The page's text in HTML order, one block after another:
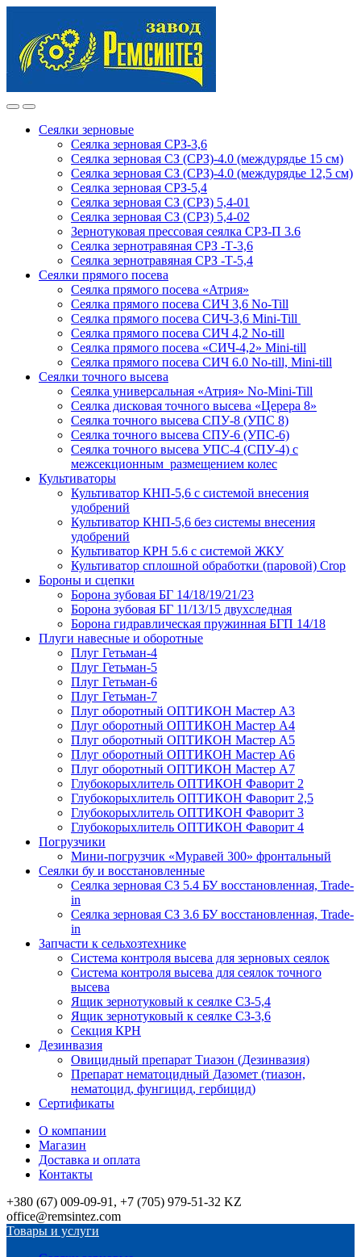
navigation
content
Сеялки зерновые
Сеялка зерновая СРЗ-3,6
Сеялка зерновая СЗ (СРЗ)-4.0 (междурядье 15 см)
Сеялка зерновая СЗ (СРЗ)-4.0 (междурядье 12,5 см)
Сеялка зерновая СРЗ-5,4
Сеялка зерновая СЗ (СРЗ) 5,4-01
Сеялка зерновая СЗ (СРЗ) 5,4-02
Зернотуковая прессовая сеялка СРЗ-П 3.6
Сеялка зернотравяная СРЗ -Т-3,6
Сеялка зернотравяная СРЗ -Т-5,4
Сеялки прямого посева
Сеялка прямого посева «Атрия»
Сеялка прямого посева СИЧ 3,6 No-Till
Сеялка прямого посева СИЧ-3,6 Mini-Till
Сеялка прямого посева СИЧ 4,2 No-till
Сеялка прямого посева «СИЧ-4,2» Mini-till
Сеялка прямого посева СИЧ 6.0 No-till, Mini-till
Сеялки точного высева
Сеялка универсальная «Атрия» No-Mini-Till
Сеялка дисковая точного высева «Церера 8»
Сеялка точного высева СПУ-8 (УПС 8)
Сеялка точного высева СПУ-6 (УПС-6)
Сеялка точного высева УПС-4 (СПУ-4) с
межсекционным размещением колес
Культиваторы
Культиватор КНП-5,6 с системой внесения
удобрений
Культиватор КНП-5,6 без системы внесения
удобрений
Культиватор КРН 5.6 с системой ЖКУ
Культиватор сплошной обработки (паровой) Crop
Бороны и сцепки
Борона зубовая БГ 14/18/19/21/23
Борона зубовая БГ 11/13/15 двухследная
Борона гидравлическая пружинная БГП 14/18
Плуги навесные и оборотные
Плуг Гетьман-4
Плуг Гетьман-5
Плуг Гетьман-6
Плуг Гетьман-7
Плуг оборотный ОПТИКОН Мастер А3
Плуг оборотный ОПТИКОН Мастер А4
Плуг оборотный ОПТИКОН Мастер А5
Плуг оборотный ОПТИКОН Мастер А6
Плуг оборотный ОПТИКОН Мастер А7
Глубокорыхлитель ОПТИКОН Фаворит 2
Глубокорыхлитель ОПТИКОН Фаворит 2,5
Глубокорыхлитель ОПТИКОН Фаворит 3
Глубокорыхлитель ОПТИКОН Фаворит 4
Погрузчики
Мини-погрузчик «Муравей 300» фронтальный
Сеялки бу и восстановленные
Сеялка зерновая СЗ 5.4 БУ восстановленная, Trade-
in
Сеялка зерновая СЗ 3.6 БУ восстановленная, Trade-
in
Запчасти к сельхозтехнике
Система контроля высева для зерновых сеялок
Система контроля высева для сеялок точного
высева
Ящик зернотуковый к сеялке СЗ-5,4
Ящик зернотуковый к сеялке СЗ-3,6
Секция КРН
Дезинвазия
Овицидный препарат Тиазон (Дезинвазия)
Препарат нематоцидный Дазомет (тиазон,
нематоцид, фунгицид, гербицид)
Сертификаты
О компании
Магазин
Доставка и оплата
Контакты
+380 (67) 009-09-91, +7 (705) 979-51-32 KZ
office@remsintez.com
Товары и услуги